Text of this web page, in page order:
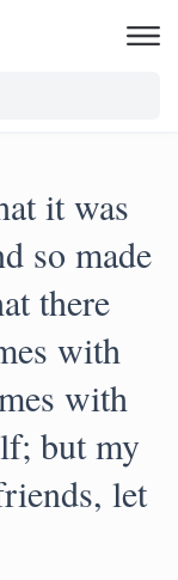
it was
so made
there
with
with
but my
let